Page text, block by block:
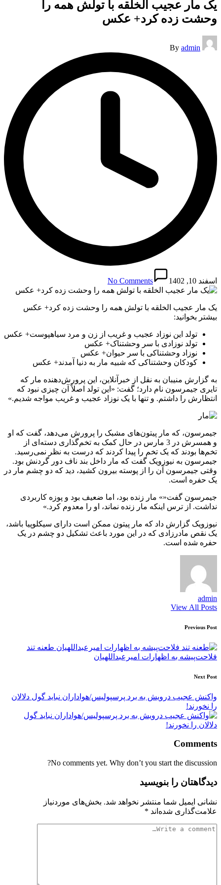
یک مار عجیب الخلقه با تولش همه را
وحشت زده کرد+ عکس
Posted
by
By admin
اسفند 10, 1402 No Comments
یک مار عجیب الخلقه با تولش همه را وحشت زده کرد+ عکس
بیشتر بخوانید:
تولد این نوزاد عجیب و غریب از زن و مرد سیاهپوست+ عکس
تولد نوزادی با سر وحشتناک+ عکس
نوزاد وحشتناکی با سر حیوان+ عکس
کودکان وحشتناکی که شبیه مار به دنیا آمدند+ عکس
به گزارش منیبان به نقل از خبرآنلاین، این پرورش‌دهنده مار که
تایری جیمرسون نام دارد؛ گفت: «این تولد اصلاً آن چیزی نبود که
انتظارش را داشتم. و تنها با یک نوزاد عجیب و غریب مواجه شدیم.»
جیمرسون، که مار پیتون‌های مشبک را پرورش می‌دهد، گفت که او
و همسرش در 3 مارس در حال کمک به تخم‌گذاری دسته‌ای از
تخم‌ها بودند که یک تخم‌ را پیدا کردند که درست به نظر نمی‌رسید.
جیمرسون به نیوزویک گفت که مار داخل بند ناف دور گردنش بود.
وقتی جیمرسون آن را از پوسته بیرون کشید، دید که دو چشم مار در
یک حفره است.
جیمرسون گفت«» مار زنده بود، اما ضعیف بود و پوزه کاربردی
نداشت. از ترس اینکه مار زنده نماند، او را معدوم کرد.»
نیوزویک گزارش داد که مار پیتون ممکن است دارای سیکلوپیا باشد،
یک نقص مادرزادی که در این مورد باعث تشکیل دو چشم در یک
حفره شده است.
admin
View All Posts
Post
navigation
Previous Post
طعنه تند
فلاحت‌پیشه به اظهارات امیرعبداللهیان
Next Post
واکنش عجیب درویش به برد پرسپولیس/هواداران نباید گول دلالان
را نخورند!
Comments
No comments yet. Why don’t you start the discussion?
دیدگاهتان را بنویسید
نشانی ایمیل شما منتشر نخواهد شد. بخش‌های موردنیاز
علامت‌گذاری شده‌اند *